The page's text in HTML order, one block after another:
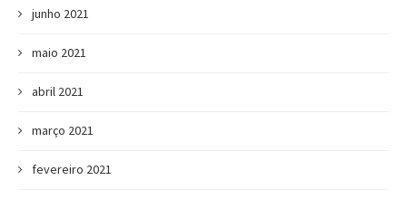
junho 2021
maio 2021
abril 2021
março 2021
fevereiro 2021